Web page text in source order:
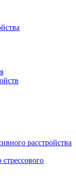
расстройства